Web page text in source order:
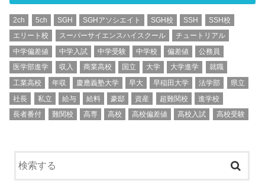
2ch 5ch SGH SGHアソシエイト SGH校 SSH
SSH校
エリート校
スーパーサイエンスハイスクール
チュートリアル
中学偏差値
中学入試 中学受験 中学校 偏差値
公務員
医学部進学
収入 商業高校 国立 大学 大学進学
就職
工業高校
年収 慶應義塾大学 早大 早稲田大学 法学部
県立
社長
私立 給与 給料 豪邸 資産 超難関校
進学校
長者番付
難関校 高専 高校 高校偏差値 高校入試 高校受験